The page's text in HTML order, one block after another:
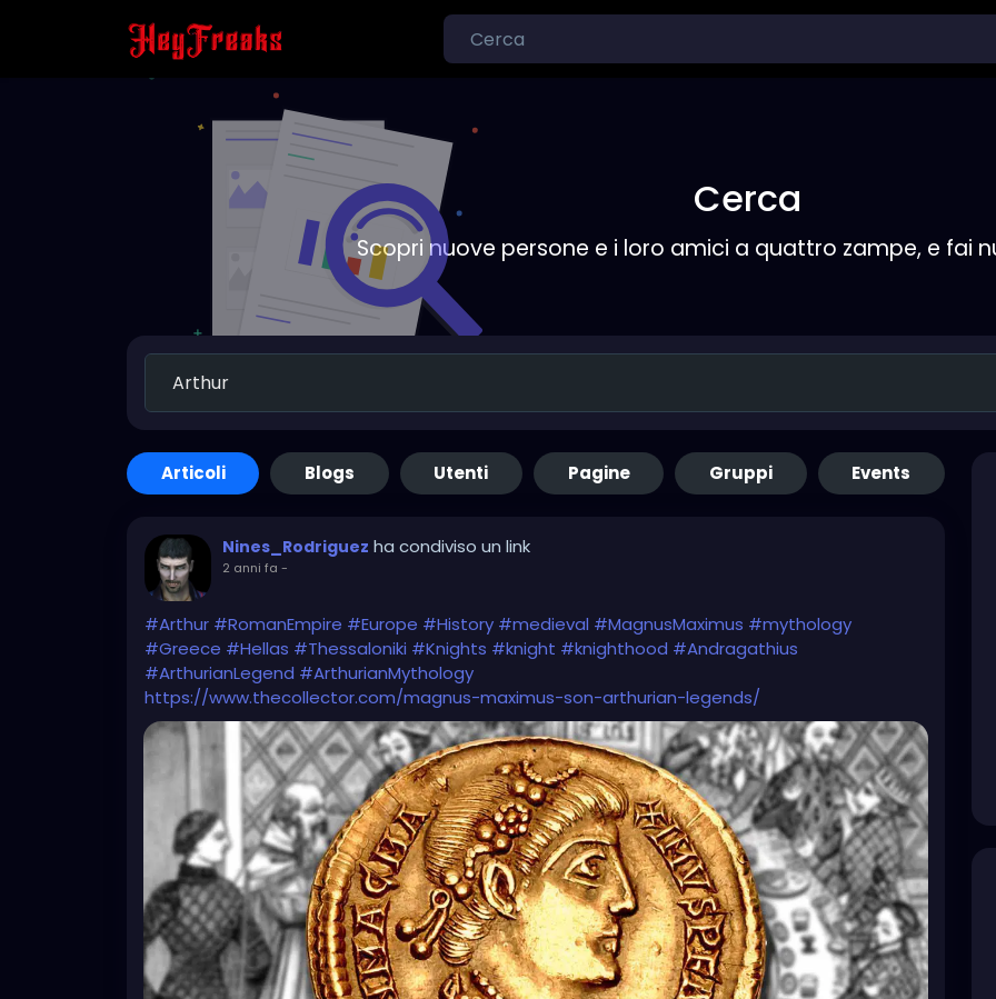
Cerca
Scopri nuove persone e i loro amici a quattro zampe, e fai
Articoli Blogs Utenti Pagine Gruppi Events
Nines_Rodriguez ha condiviso un link
2 anni fa -
#Arthur #RomanEmpire #Europe #History #medieval #MagnusMaximus #mythology
#Greece #Hellas #Thessaloniki #Knights #knight #knighthood #Andragathius
#ArthurianLegend #ArthurianMythology
https://www.thecollector.com/magnus-maximus-son-arthurian-legends/